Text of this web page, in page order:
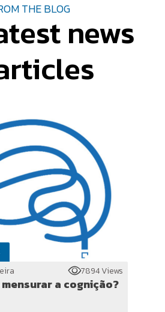
THE BLOG
news
7894 Views
SpO2 pode mensurar a cognição?